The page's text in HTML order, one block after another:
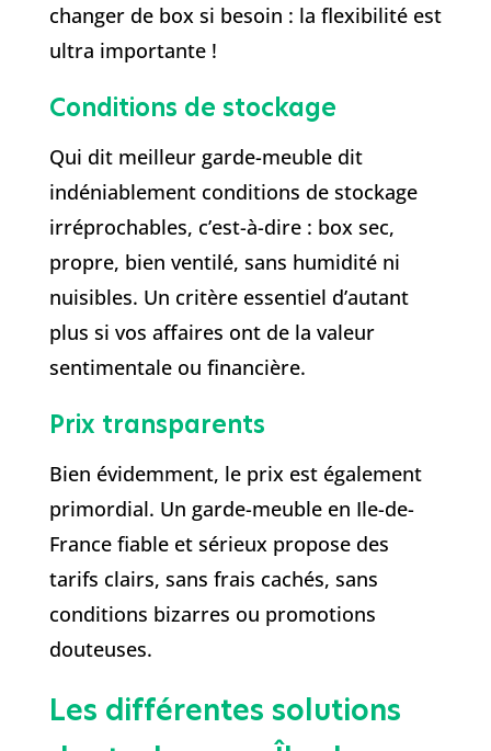
changer de box si besoin : la flexibilité est
ultra importante !
Conditions de stockage
Qui dit meilleur garde-meuble dit
indéniablement conditions de stockage
irréprochables, c’est-à-dire : box sec,
propre, bien ventilé, sans humidité ni
nuisibles. Un critère essentiel d’autant
plus si vos affaires ont de la valeur
sentimentale ou financière.
Prix transparents
Bien évidemment, le prix est également
primordial. Un garde-meuble en Ile-de-
France fiable et sérieux propose des
tarifs clairs, sans frais cachés, sans
conditions bizarres ou promotions
douteuses.
Les différentes solutions